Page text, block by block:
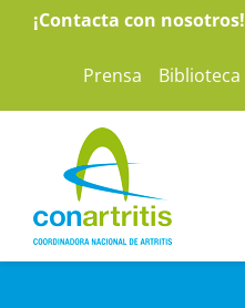
Saltar¡Contacta con nosotros!
Prensa Biblioteca